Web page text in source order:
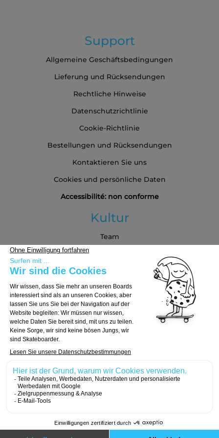
Support
Allgemeine Geschäftsbedingungen
Lieferung und Rücksendungen
Rechtliche Hinweise
Datenschutzrichtlinie
Cookie-Richtlinie
Bestellungen und Rücksendungen
Kontaktieren Sie uns
Cookies und persönliche Daten
Accessibilité: non conforme
Kultur
Team
Partners
Kaufberatung
Board auswählen
© 2026, Carver Skateboards
Designed with Numeri Design